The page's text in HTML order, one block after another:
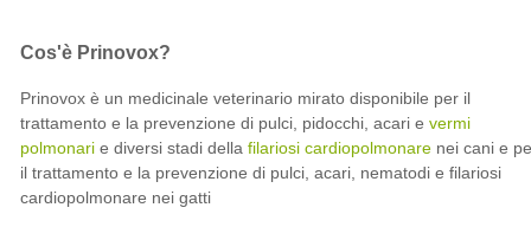
Cos'è Prinovox?
Prinovox è un medicinale veterinario mirato disponibile per il
trattamento e la prevenzione di pulci, pidocchi, acari e vermi
polmonari e diversi stadi della filariosi cardiopolmonare nei cani e
il trattamento e la prevenzione di pulci, acari, nematodi e filariosi
cardiopolmonare nei gatti